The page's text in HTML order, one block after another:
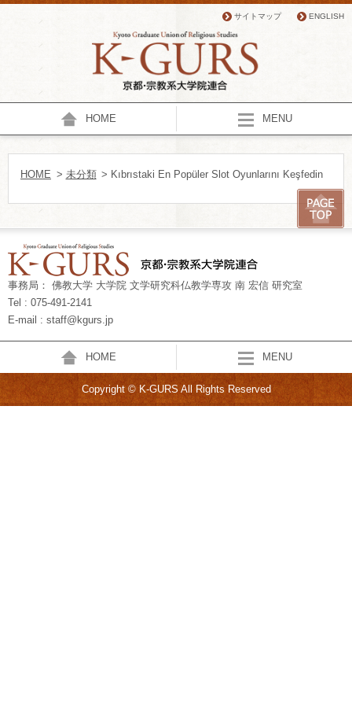
サイトマップ ENGLISH
HOME MENU
HOME > 未分類 > Kıbrıstaki En Popüler Slot Oyunlarını Keşfedin
事務局： 佛教大学 大学院 文学研究科仏教学専攻 南 宏信 研究室
Tel : 075-491-2141
E-mail : staff@kgurs.jp
HOME MENU
Copyright © K-GURS All Rights Reserved